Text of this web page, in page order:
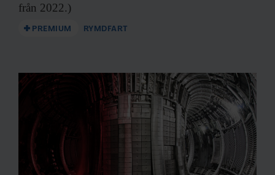
från 2022.)
PREMIUM RYMDFART